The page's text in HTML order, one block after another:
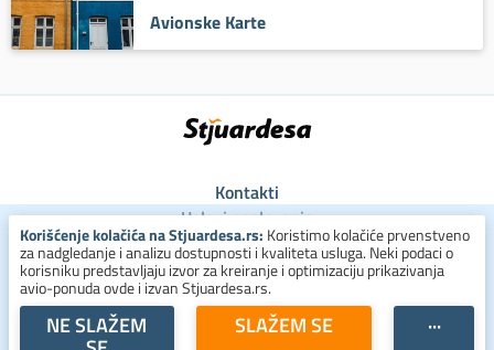
Avionske Karte
Kontakti
Uslovi poslovanja
Uslovi za kolačiće
Zaštita ličnih podataka
+381 800 300 137
Korišćenje kolačića na Stjuardesa.rs: Koristimo kolačiće prvenstveno
za nadgledanje i analizu dostupnosti i kvaliteta usluga. Neki podaci o
korisniku predstavljaju izvor za kreiranje i optimizaciju prikazivanja
avio-ponuda ovde i izvan Stjuardesa.rs.
NE SLAŽEM SLAŽEM SE ···